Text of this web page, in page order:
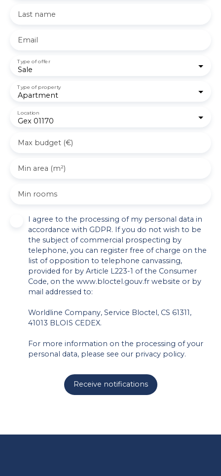
Last name
Email
Sale
Type of offer
Apartment
Type of property
Gex 01170
Location
Max budget (€)
Min area (m²)
Min rooms
I agree to the processing of my personal data in
accordance with GDPR. If you do not wish to be
the subject of commercial prospecting by
telephone, you can register free of charge on the
list of opposition to telephone canvassing,
provided for by Article L223-1 of the Consumer
Code, on the www.bloctel.gouv.fr website or by
mail addressed to:
Worldline Company, Service Bloctel, CS 61311,
41013 BLOIS CEDEX.
For more information on the processing of your
personal data, please see our privacy policy.
Receive notifications